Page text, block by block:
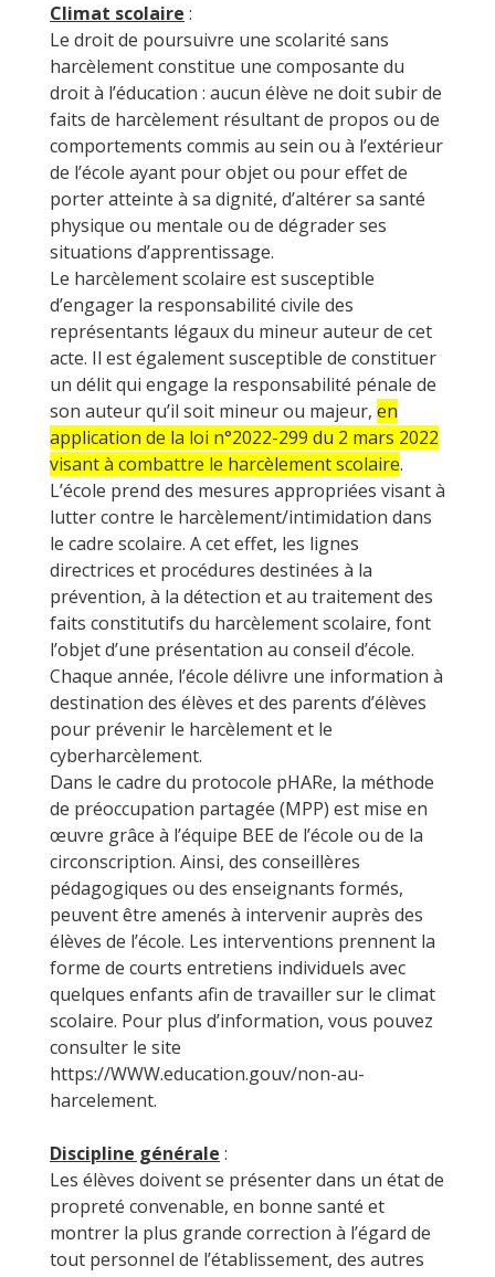
Climat scolaire :
Le droit de poursuivre une scolarité sans
harcèlement constitue une composante du
droit à l’éducation : aucun élève ne doit subir de
faits de harcèlement résultant de propos ou de
comportements commis au sein ou à l’extérieur
de l’école ayant pour objet ou pour effet de
porter atteinte à sa dignité, d’altérer sa santé
physique ou mentale ou de dégrader ses
situations d’apprentissage.
Le harcèlement scolaire est susceptible
d’engager la responsabilité civile des
représentants légaux du mineur auteur de cet
acte. Il est également susceptible de constituer
un délit qui engage la responsabilité pénale de
son auteur qu’il soit mineur ou majeur, en
application de la loi n°2022-299 du 2 mars 2022
visant à combattre le harcèlement scolaire.
L’école prend des mesures appropriées visant à
lutter contre le harcèlement/intimidation dans
le cadre scolaire. A cet effet, les lignes
directrices et procédures destinées à la
prévention, à la détection et au traitement des
faits constitutifs du harcèlement scolaire, font
l’objet d’une présentation au conseil d’école.
Chaque année, l’école délivre une information à
destination des élèves et des parents d’élèves
pour prévenir le harcèlement et le
cyberharcèlement.
Dans le cadre du protocole pHARe, la méthode
de préoccupation partagée (MPP) est mise en
œuvre grâce à l’équipe BEE de l’école ou de la
circonscription. Ainsi, des conseillères
pédagogiques ou des enseignants formés,
peuvent être amenés à intervenir auprès des
élèves de l’école. Les interventions prennent la
forme de courts entretiens individuels avec
quelques enfants afin de travailler sur le climat
scolaire. Pour plus d’information, vous pouvez
consulter le site
https://WWW.education.gouv/non-au-
harcelement.
Discipline générale :
Les élèves doivent se présenter dans un état de
propreté convenable, en bonne santé et
montrer la plus grande correction à l’égard de
tout personnel de l’établissement, des autres